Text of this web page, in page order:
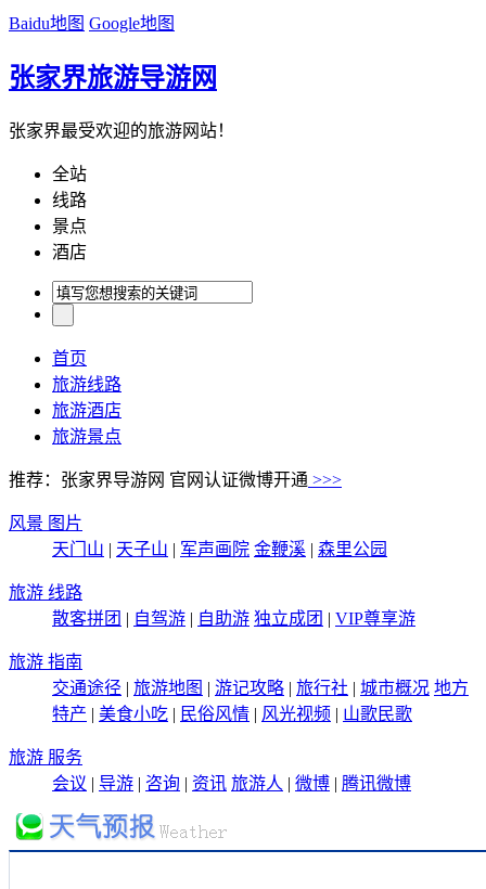
Baidu地图 Google地图
张家界旅游导游网
张家界最受欢迎的旅游网站！
全站
线路
景点
酒店
首页
旅游线路
旅游酒店
旅游景点
推荐：张家界导游网 官网认证微博开通 >>>
风景 图片
天门山 | 天子山 | 军声画院 金鞭溪 | 森里公园
旅游 线路
散客拼团 | 自驾游 | 自助游 独立成团 | VIP尊享游
旅游 指南
交通途径 | 旅游地图 | 游记攻略 | 旅行社 | 城市概况 地方
特产 | 美食小吃 | 民俗风情 | 风光视频 | 山歌民歌
旅游 服务
会议 | 导游 | 咨询 | 资讯 旅游人 | 微博 | 腾讯微博